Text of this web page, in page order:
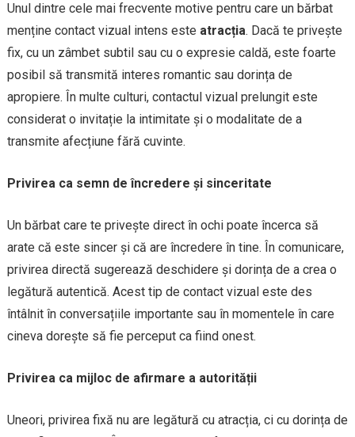
Unul dintre cele mai frecvente motive pentru care un bărbat
menține contact vizual intens este atracția. Dacă te privește
fix, cu un zâmbet subtil sau cu o expresie caldă, este foarte
posibil să transmită interes romantic sau dorința de
apropiere. În multe culturi, contactul vizual prelungit este
considerat o invitație la intimitate și o modalitate de a
transmite afecțiune fără cuvinte.
Privirea ca semn de încredere și sinceritate
Un bărbat care te privește direct în ochi poate încerca să
arate că este sincer și că are încredere în tine. În comunicare,
privirea directă sugerează deschidere și dorința de a crea o
legătură autentică. Acest tip de contact vizual este des
întâlnit în conversațiile importante sau în momentele în care
cineva dorește să fie perceput ca fiind onest.
Privirea ca mijloc de afirmare a autorității
Uneori, privirea fixă nu are legătură cu atracția, ci cu dorința de